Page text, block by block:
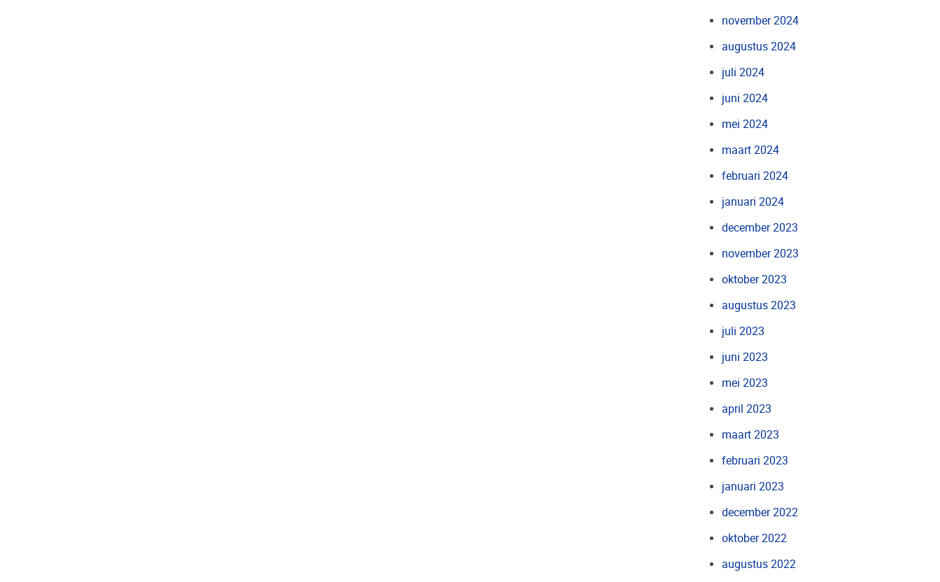
november 2024
augustus 2024
juli 2024
juni 2024
mei 2024
maart 2024
februari 2024
januari 2024
december 2023
november 2023
oktober 2023
augustus 2023
juli 2023
juni 2023
mei 2023
april 2023
maart 2023
februari 2023
januari 2023
december 2022
oktober 2022
augustus 2022